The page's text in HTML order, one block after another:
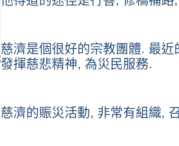
慈濟是個很好的宗教團體. 最
發揮慈悲精神, 為災民服務.
慈濟的賑災活動, 非常有組織,